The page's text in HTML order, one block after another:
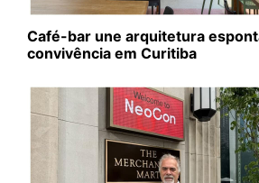
Café-bar une arquitetura
convivência em Curitiba